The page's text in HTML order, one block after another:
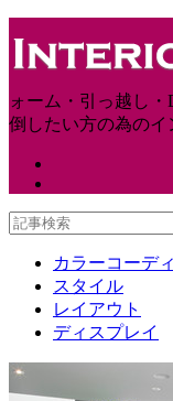
ォーム・引っ越し
倒したい方の為のイ
カラーコーデ
スタイル
レイアウト
ディスプレイ